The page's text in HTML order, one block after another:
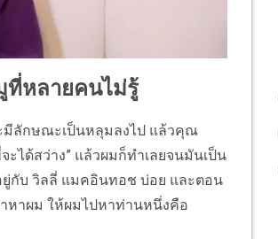
ที่หลายคนไม่รู้
มีลักษณะเป็นหลุมลงไป แล้วคุณ
ได้สว่าง” แล้วผมก็ทำเลยจนมันเป็น
ยู่กับ วิลลี่ แมคอินทอช บ่อย และตอน
หาผม ให้ผมไปหาท่านหนึ่งคือ